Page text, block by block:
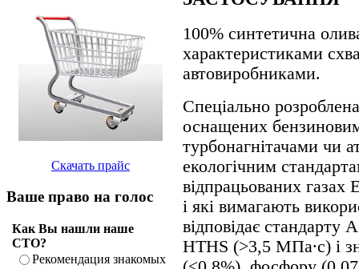
Скачать прайс
Ваше право на голос
Как Вы нашли наше
СТО?
Рекомендация знакомых
100% синтетична
характеристиками
автовиробниками.
Спеціально
оснащених
турбонагнітачами чи
екологічним
відпрацьованих
і які вимагають
відповідає стандарту
HTHS (>3,5 МПа∙с) і